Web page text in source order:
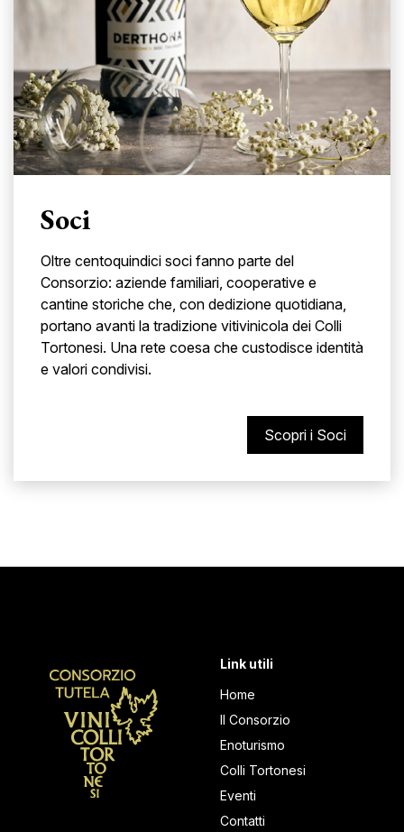
Soci
Oltre centoquindici soci fanno parte del
Consorzio: aziende familiari, cooperative e
cantine storiche che, con dedizione quotidiana,
portano avanti la tradizione vitivinicola dei Colli
Tortonesi. Una rete coesa che custodisce identità
e valori condivisi.
Scopri i Soci
Link utili
Home
Il Consorzio
Enoturismo
Colli Tortonesi
Eventi
Contatti